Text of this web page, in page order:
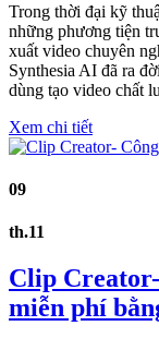
Trong thời đại kỹ
những phương tiện
xuất video chuyên
Synthesia AI đã ra
dùng tạo video chất
Xem chi tiết
09
th.11
Clip
miễn phí